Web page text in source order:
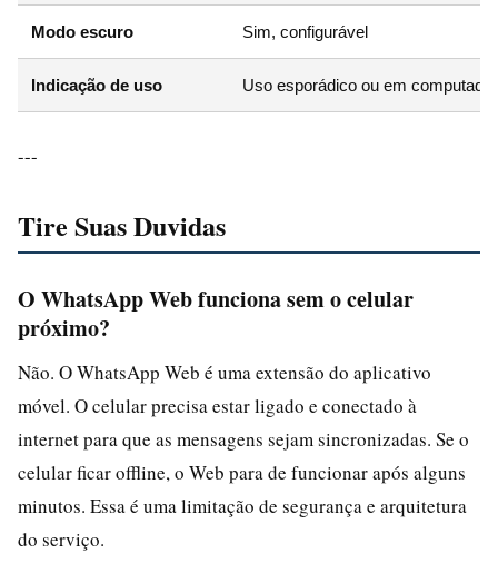
Modo escuro Sim, configurável
Indicação de uso Uso esporádico ou em
---
Tire Suas Duvidas
O WhatsApp Web funciona sem o celular
próximo?
Não. O WhatsApp Web é uma extensão do aplicativo
móvel. O celular precisa estar ligado e conectado à
internet para que as mensagens sejam sincronizadas. Se o
celular ficar offline, o Web para de funcionar após alguns
minutos. Essa é uma limitação de segurança e arquitetura
do serviço.